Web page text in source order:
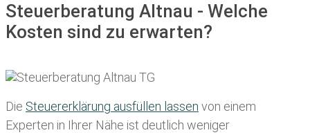
Steuerberatung Altnau - Welche
Kosten sind zu erwarten?
Die Steuererklärung ausfüllen lassen von einem
Experten in Ihrer Nähe ist deutlich weniger